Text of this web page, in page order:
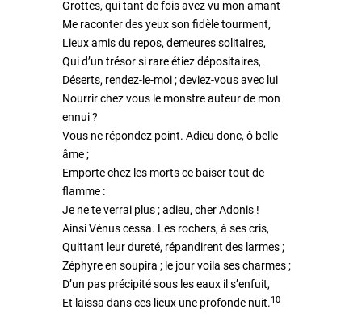
Grottes, qui tant de fois avez vu mon amant
Me raconter des yeux son fidèle tourment,
Lieux amis du repos, demeures solitaires,
Qui d’un trésor si rare étiez dépositaires,
Déserts, rendez-le-moi ; deviez-vous avec lui
Nourrir chez vous le monstre auteur de mon
ennui ?
Vous ne répondez point. Adieu donc, ô belle
âme ;
Emporte chez les morts ce baiser tout de
flamme :
Je ne te verrai plus ; adieu, cher Adonis !
Ainsi Vénus cessa. Les rochers, à ses cris,
Quittant leur dureté, répandirent des larmes ;
Zéphyre en soupira ; le jour voila ses charmes ;
D’un pas précipité sous les eaux il s’enfuit,
Et laissa dans ces lieux une profonde nuit.10